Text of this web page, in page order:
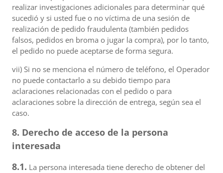
realizar investigaciones adicionales para determinar qué
sucedió y si usted fue o no víctima de una sesión de
realización de pedido fraudulenta (también pedidos
falsos, pedidos en broma o jugar la compra), por lo tanto,
el pedido no puede aceptarse de forma segura.
vii) Si no se menciona el número de teléfono, el Operador
no puede contactarlo a su debido tiempo para
aclaraciones relacionadas con el pedido o para
aclaraciones sobre la dirección de entrega, según sea el
caso.
8. Derecho de acceso de la persona
interesada
8.1. La persona interesada tiene derecho de obtener del